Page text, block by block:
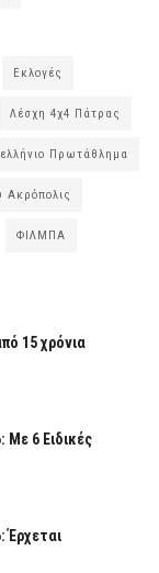
Εκλογές
Λέσχη 4χ4 Πάτρας
Πρωτάθλημα
Ακρόπολις
ΦΙΛΜΠΑ
15 χρόνια
Με 6 Ειδικές
Έρχεται